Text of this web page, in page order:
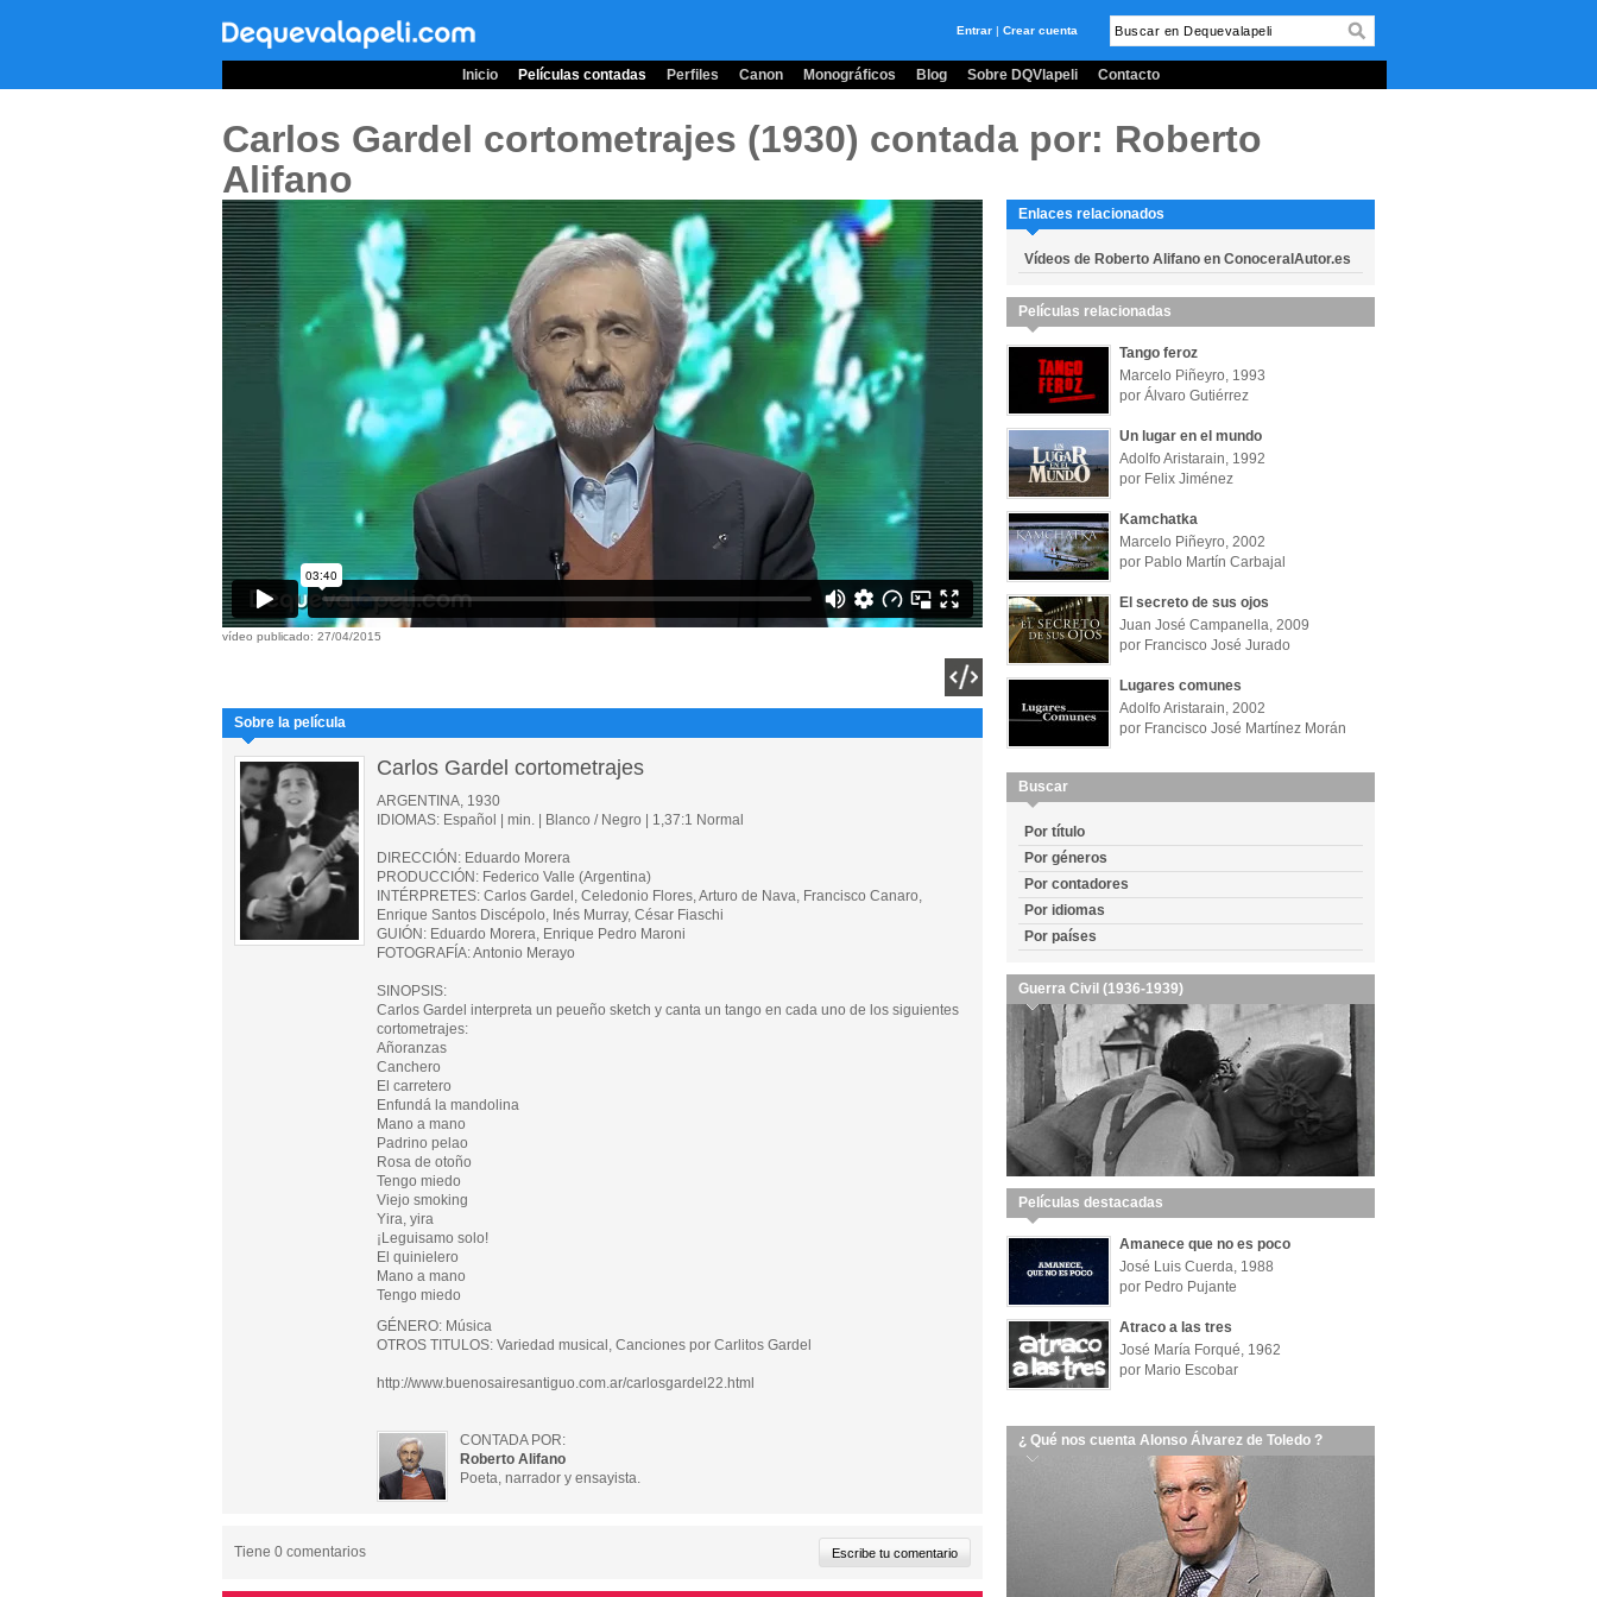
Entrar | Crear cuenta
Inicio Películas contadas Perfiles Canon Monográficos Blog Sobre DQVlapeli Contacto
Carlos Gardel cortometrajes (1930) contada por: Roberto
Alifano
vídeo publicado: 27/04/2015
Sobre la película
Carlos Gardel cortometrajes
ARGENTINA, 1930
IDIOMAS: Español | min. | Blanco / Negro | 1,37:1 Normal
DIRECCIÓN: Eduardo Morera
PRODUCCIÓN: Federico Valle (Argentina)
INTÉRPRETES: Carlos Gardel, Celedonio Flores, Arturo de Nava, Francisco Canaro,
Enrique Santos Discépolo, Inés Murray, César Fiaschi
GUIÓN: Eduardo Morera, Enrique Pedro Maroni
FOTOGRAFÍA: Antonio Merayo
SINOPSIS:
Carlos Gardel interpreta un peueño sketch y canta un tango en cada uno de los siguientes
cortometrajes:
Añoranzas
Canchero
El carretero
Enfundá la mandolina
Mano a mano
Padrino pelao
Rosa de otoño
Tengo miedo
Viejo smoking
Yira, yira
¡Leguisamo solo!
El quinielero
Mano a mano
Tengo miedo
GÉNERO: Música
OTROS TITULOS: Variedad musical, Canciones por Carlitos Gardel
http://www.buenosairesantiguo.com.ar/carlosgardel22.html
CONTADA POR:
Roberto Alifano
Poeta, narrador y ensayista.
Tiene 0 comentarios
Enlaces relacionados
Vídeos de Roberto Alifano en ConoceralAutor.es
Películas relacionadas
Tango feroz
Marcelo Piñeyro, 1993
por Álvaro Gutiérrez
Un lugar en el mundo
Adolfo Aristarain, 1992
por Felix Jiménez
Kamchatka
Marcelo Piñeyro, 2002
por Pablo Martín Carbajal
El secreto de sus ojos
Juan José Campanella, 2009
por Francisco José Jurado
Lugares comunes
Adolfo Aristarain, 2002
por Francisco José Martínez Morán
Buscar
Por título
Por géneros
Por contadores
Por idiomas
Por países
Guerra Civil (1936-1939)
Películas destacadas
Amanece que no es poco
José Luis Cuerda, 1988
por Pedro Pujante
Atraco a las tres
José María Forqué, 1962
por Mario Escobar
¿ Qué nos cuenta Alonso Álvarez de Toledo ?